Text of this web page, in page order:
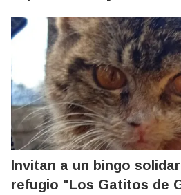
Invitan a un bingo
refugio "Los Gatitos de